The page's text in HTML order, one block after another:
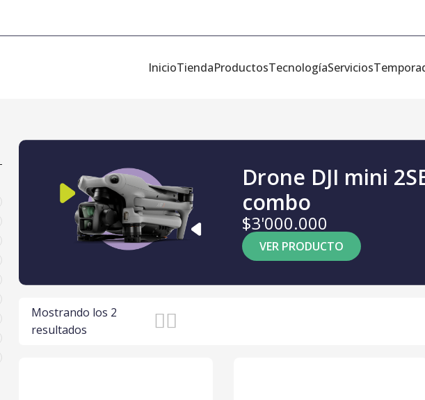
InicioTiendaProductosTecnologíaServicios
Drone DJI mini
combo
$3'000.000
VER PRODUCTO
Mostrando los 2
resultados